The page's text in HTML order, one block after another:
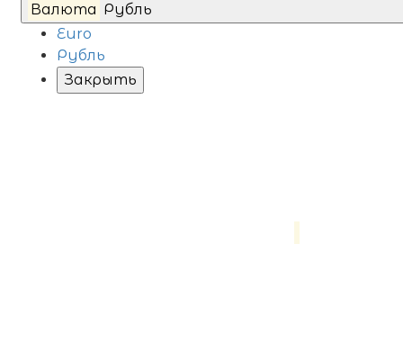
Валюта Рубль
Euro
Рубль
Закрыть